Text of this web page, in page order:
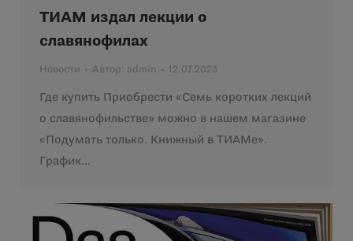
ТИАМ издал лекции о
славянофилах
Новости Автор: admin 12.07.2023
Где купить Приобрести «Семь коротких лекций
о славянофильстве» можно в нашем магазине
«Подумать только. Книжный в ТИАМе».
График…